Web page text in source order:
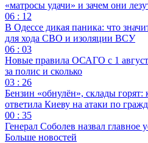
«матросы удачи» и зачем они
06 : 12
В Одессе дикая паника: что
для хода СВО и изоляции ВСУ
06 : 03
Новые правила ОСАГО с 1
за полис и сколько
03 : 26
Бензин «обнулён», склады горят:
ответила Киеву на атаки по
00 : 35
Генерал Соболев назвал
Больше новостей